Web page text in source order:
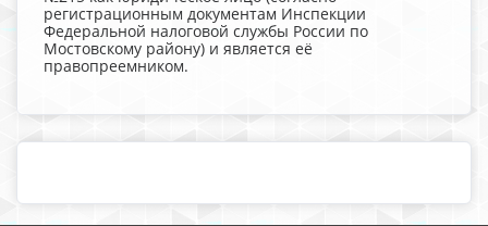
регистрационным документам Инспекции
Федеральной налоговой службы России по
Мостовскому району) и является её
правопреемником.